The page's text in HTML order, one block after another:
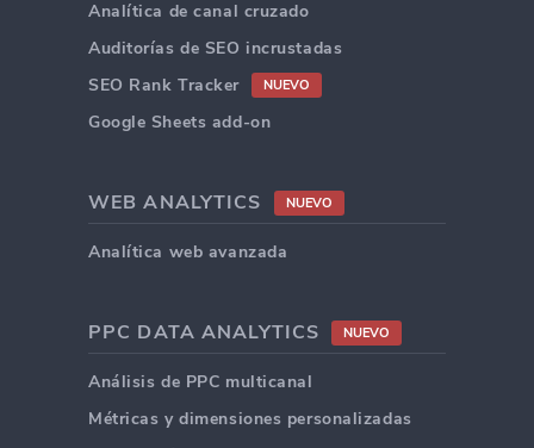
Analítica de canal cruzado
Auditorías de SEO incrustadas
SEO Rank Tracker
NUEVO
Google Sheets add-on
WEB ANALYTICS NUEVO
Analítica web avanzada
PPC DATA ANALYTICS NUEVO
Análisis de PPC multicanal
Métricas y dimensiones personalizadas